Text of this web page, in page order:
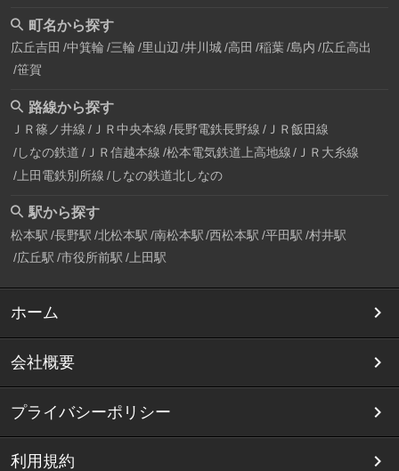
町名から探す
広丘吉田 中箕輪 三輪 里山辺 井川城 高田 稲葉 島内 広丘高出
笹賀
路線から探す
ＪＲ篠ノ井線 ＪＲ中央本線 長野電鉄長野線 ＪＲ飯田線
しなの鉄道 ＪＲ信越本線 松本電気鉄道上高地線
ＪＲ大糸線
上田電鉄別所線 しなの鉄道北しなの
駅から探す
松本駅 長野駅 北松本駅 南松本駅 西松本駅 平田駅 村井駅
広丘駅 市役所前駅 上田駅
ホーム
会社概要
プライバシーポリシー
利用規約